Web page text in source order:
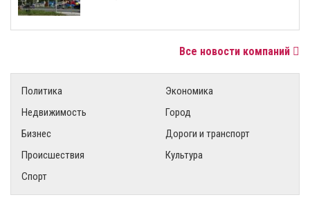
Все новости компаний
Политика
Экономика
Недвижимость
Город
Бизнес
Дороги и транспорт
Происшествия
Культура
Спорт